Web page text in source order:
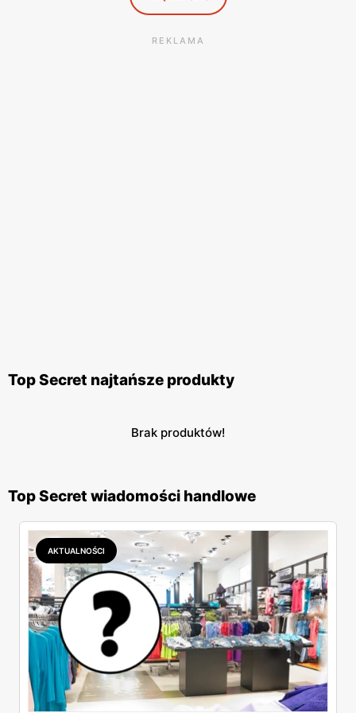
REKLAMA
Top Secret najtańsze produkty
Brak produktów!
Top Secret wiadomości handlowe
AKTUALNOŚCI